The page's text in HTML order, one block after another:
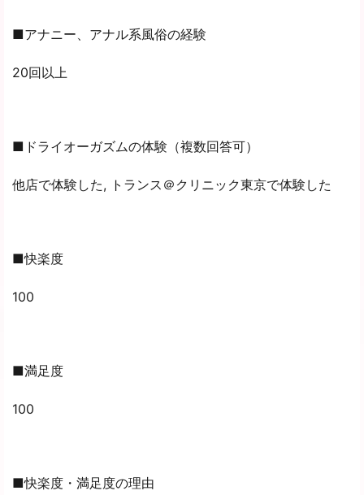
■アナニー、アナル系風俗の経験
20回以上
■ドライオーガズムの体験（複数回答可）
他店で体験した, トランス＠クリニック東京で体験した
■快楽度
100
■満足度
100
■快楽度・満足度の理由